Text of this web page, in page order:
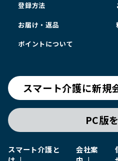
登録方法
お届け・返品
ポイントについて
スマート介護に新規
PC版
スマート介護と
会社案